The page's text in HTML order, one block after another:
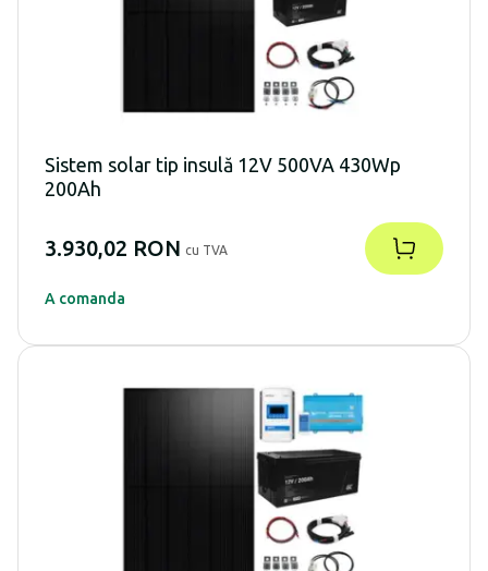
Sistem solar tip insulă 12V 500VA 430Wp
200Ah
3.930,02 RON cu TVA
A comanda